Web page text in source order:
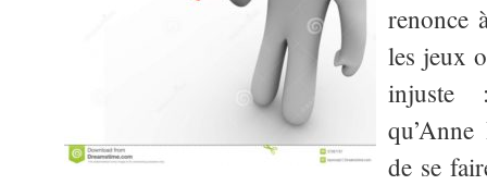
renonce
les jeux
injuste
de se